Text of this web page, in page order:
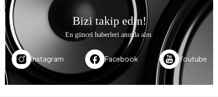
Bizi takip edin!
En güncel haberleri anında alın.
Instagram Facebook Youtube